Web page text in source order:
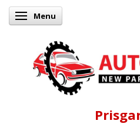
Skifte navigation
Menu